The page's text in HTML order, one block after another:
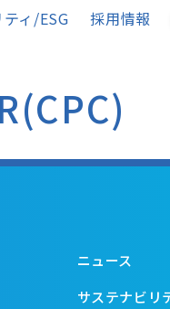
ィ/ESG
採用情報
ニュース
サステナビリ